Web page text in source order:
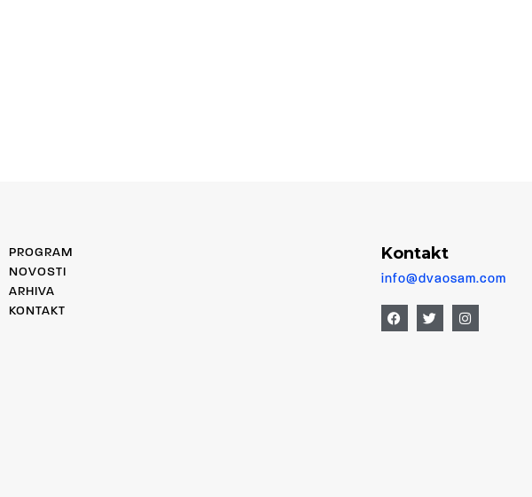
PROGRAM
NOVOSTI
ARHIVA
KONTAKT
Kontakt
info@dvaosam.com